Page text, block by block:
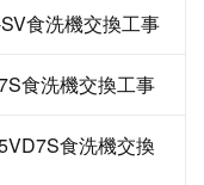
食洗機交換工事
食洗機交換工事
食洗機交換